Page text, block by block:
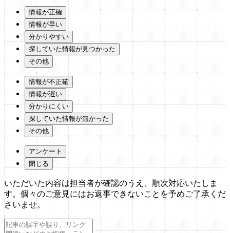
情報が正確
情報が早い
分かりやすい
探していた情報が見つかった
その他
情報が不正確
情報が遅い
分かりにくい
探していた情報が無かった
その他
アンケート
閉じる
いただいた内容は担当者が確認のうえ、順次対応いたしま
す。個々のご意見にはお返事できないことを予めご了承くだ
さいませ。